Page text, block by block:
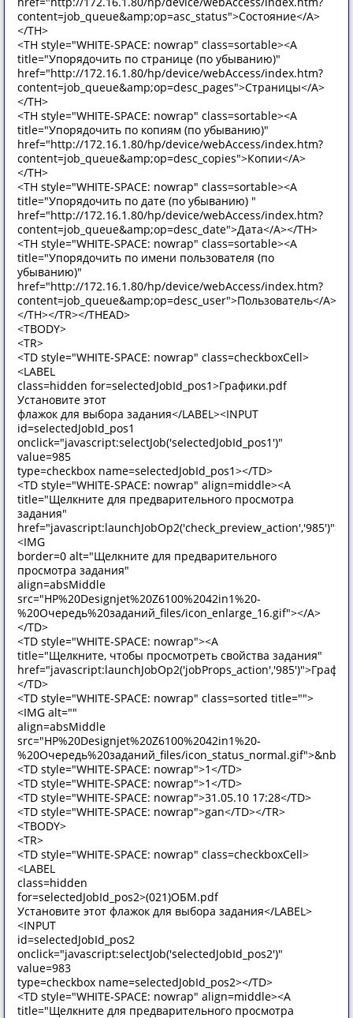
content=job_queue&amp;op=asc_status">Состояние</A>
</TH>
<TH style="WHITE-SPACE: nowrap" class=sortable><A
title="Упорядочить по странице (по убыванию)"
href="http://172.16.1.80/hp/device/webAccess/index.htm?
content=job_queue&amp;op=desc_pages">Страницы</A>
</TH>
<TH style="WHITE-SPACE: nowrap" class=sortable><A
title="Упорядочить по копиям (по убыванию)"
href="http://172.16.1.80/hp/device/webAccess/index.htm?
content=job_queue&amp;op=desc_copies">Копии</A>
</TH>
<TH style="WHITE-SPACE: nowrap" class=sortable><A
title="Упорядочить по дате (по убыванию) "
href="http://172.16.1.80/hp/device/webAccess/index.htm?
content=job_queue&amp;op=desc_date">Дата</A></TH>
<TH style="WHITE-SPACE: nowrap" class=sortable><A
title="Упорядочить по имени пользователя (по
убыванию)"
href="http://172.16.1.80/hp/device/webAccess/index.htm?
content=job_queue&amp;op=desc_user">Пользователь</A>
</TH></TR></THEAD>
<TBODY>
<TR>
<TD style="WHITE-SPACE: nowrap" class=checkboxCell>
<LABEL
class=hidden for=selectedJobId_pos1>Графики.pdf
Установите этот
флажок для выбора задания</LABEL><INPUT
id=selectedJobId_pos1
onclick="javascript:selectJob('selectedJobId_pos1')"
value=985
type=checkbox name=selectedJobId_pos1></TD>
<TD style="WHITE-SPACE: nowrap" align=middle><A
title="Щелкните для предварительного просмотра
задания"
href="javascript:launchJobOp2('check_preview_action','985')">
<IMG
border=0 alt="Щелкните для предварительного
просмотра задания"
align=absMiddle
src="HP%20Designjet%20Z6100%2042in1%20-
%20Очередь%20заданий_files/icon_enlarge_16.gif"></A>
</TD>
<TD style="WHITE-SPACE: nowrap"><A
title="Щелкните, чтобы просмотреть свойства задания"
</TD>
<TD style="WHITE-SPACE: nowrap" class=sorted title="">
<IMG alt=""
align=absMiddle
src="HP%20Designjet%20Z6100%2042in1%20-
%20Очередь%20заданий_files/
<TD style="WHITE-SPACE: nowrap">1</TD>
<TD style="WHITE-SPACE: nowrap">1</TD>
<TD style="WHITE-SPACE: nowrap">31.05.10 17:28</TD>
<TD style="WHITE-SPACE: nowrap">gan</TD></TR>
<TBODY>
<TR>
<TD style="WHITE-SPACE: nowrap" class=checkboxCell>
<LABEL
class=hidden
for=selectedJobId_pos2>(021)ОБМ.pdf
Установите этот флажок для выбора задания</LABEL>
<INPUT
id=selectedJobId_pos2
onclick="javascript:selectJob('selectedJobId_pos2')"
value=983
type=checkbox name=selectedJobId_pos2></TD>
<TD style="WHITE-SPACE: nowrap" align=middle><A
title="Щелкните для предварительного просмотра